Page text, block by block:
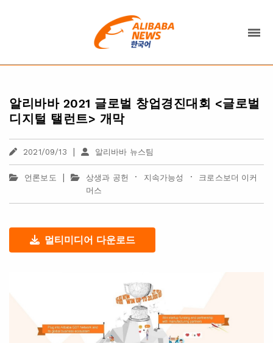
알리바바 2021 글로벌 창업경진대회 <글로벌
디지털 탤런트> 개막
2021/09/13 | 알리바바 뉴스팀
언론보도 | 상생과 공헌 · 지속가능성 ·
크로스보더 이커
머스
멀티미디어 다운로드